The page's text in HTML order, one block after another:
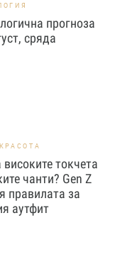
прогноза
сряда
токчета
чанти? Gen Z
правилата за
аутфит